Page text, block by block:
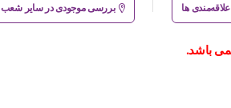
ها بررسی موجودی در سایر شعب
باشد.